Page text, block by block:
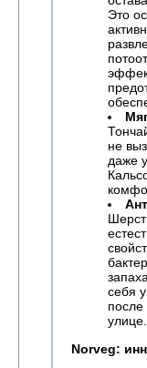
Это
не
даже
себя
после
улице.
Norveg: